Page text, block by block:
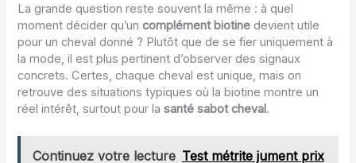
La grande question reste souvent la même : à quel
moment décider qu’uncomplément biotine devient utile
pour un cheval donné ? Plutôt que de se fier uniquement à
la mode, il est plus pertinent d’observer des signaux
concrets. Certes, chaque cheval est unique, mais on
retrouve des situations typiques où la biotine montre un
réel intérêt, surtout pour lasanté sabot cheval.
Continuez votre lecture Test métrite jument prix